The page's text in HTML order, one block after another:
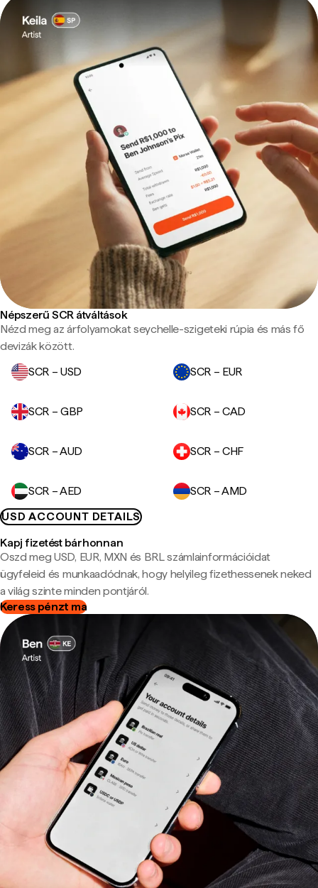
Népszerű SCR átváltások
Nézd meg az árfolyamokat seychelle-szigeteki rúpia és más fő
devizák között.
SCR – USD
SCR – EUR
SCR – GBP SCR – CAD
SCR – AUD SCR – CHF
SCR – AED
SCR – AMD
USD ACCOUNT DETAILS
Kapj fizetést bárhonnan
Oszd meg USD, EUR, MXN és BRL számlainformációidat
ügyfeleid és munkaadódnak, hogy helyileg fizethessenek neked
a világ szinte minden pontjáról.
Keress pénzt ma